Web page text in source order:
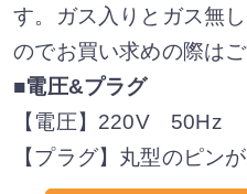
す。ガス入りとガス無
のでお買い求めの際はご
■電圧&プラグ
【電圧】220V 50Hz
【プラグ】丸型のピン